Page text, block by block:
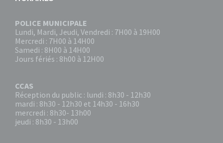
POLICE MUNICIPALE
Lundi, Mardi, Jeudi, Vendredi : 7H00 à 19H00
Mercredi : 7H00 à 14H00
Samedi : 8H00 à 14H00
Jours fériés : 8h00 à 12H00
CCAS
Réception du public : lundi : 8h30 - 12h30
mardi : 8h30 - 12h30 et 14h30 - 16h30
mercredi : 8h30- 13h00
jeudi : 8h30 - 13h00